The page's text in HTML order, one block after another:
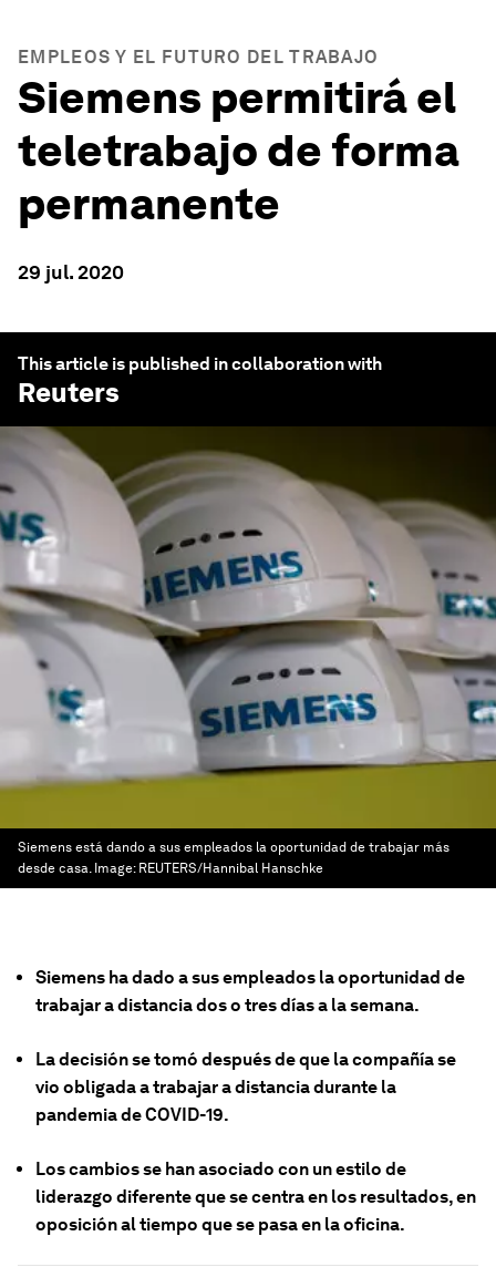
EMPLEOS Y EL FUTURO DEL TRABAJO
Siemens permitirá el
teletrabajo de forma
permanente
29 jul. 2020
This article is published in collaboration with
Reuters
Siemens está dando a sus empleados la oportunidad de trabajar más
desde casa. Image: REUTERS/Hannibal Hanschke
Siemens ha dado a sus empleados la oportunidad de
trabajar a distancia dos o tres días a la semana.
La decisión se tomó después de que la compañía se
vio obligada a trabajar a distancia durante la
pandemia de COVID-19.
Los cambios se han asociado con un estilo de
liderazgo diferente que se centra en los resultados, en
oposición al tiempo que se pasa en la oficina.